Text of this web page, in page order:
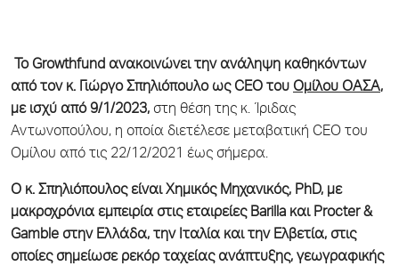
Το Growthfund ανακοινώνει την ανάληψη καθηκόντων
από τον κ. Γιώργο Σπηλιόπουλο ως CEO του Ομίλου ΟΑΣΑ,
με ισχύ από 9/1/2023, στη θέση της κ. Ίριδας
Αντωνοπούλου, η οποία διετέλεσε μεταβατική CEO του
Ομίλου από τις 22/12/2021 έως σήμερα.
Ο κ. Σπηλιόπουλος είναι Χημικός Μηχανικός, PhD, με
μακροχρόνια εμπειρία στις εταιρείες Barilla και Procter &
Gamble στην Ελλάδα, την Ιταλία και την Ελβετία, στις
οποίες σημείωσε ρεκόρ ταχείας ανάπτυξης, γεωγραφικής